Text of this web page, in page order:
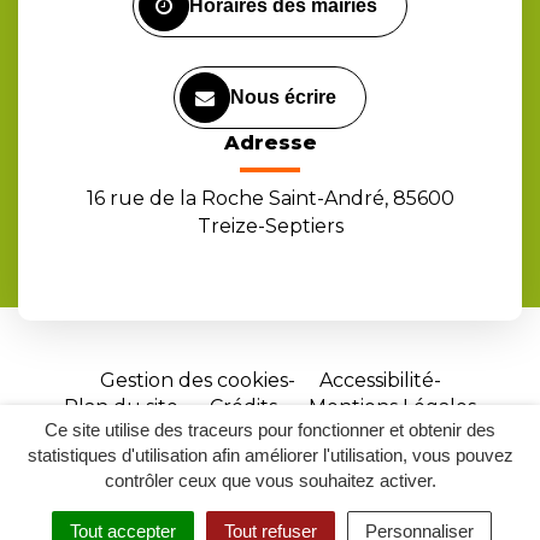
Ce site utilise des traceurs pour fonctionner et obtenir des
statistiques d'utilisation afin améliorer l'utilisation, vous pouvez
contrôler ceux que vous souhaitez activer.
Tout accepter Tout refuser Personnaliser
Horaires des mairies
Nous écrire
Adresse
16 rue de la Roche Saint-André, 85600
Treize-Septiers
Gestion des cookies
Accessibilité
Plan du site
Crédits
Mentions Légales
Site
réalisé
par
Inovagora